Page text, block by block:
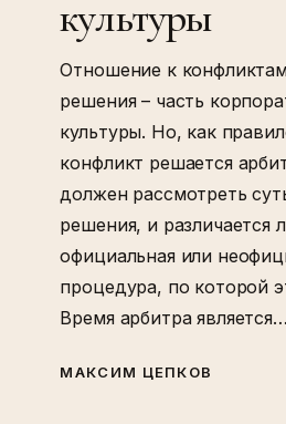
культуры
Отношение к
решения – часть
культуры. Но, как
конфликт решается
должен рассмотреть
решения, и различается
официальная или
процедура, по которой
Время арбитра является…
МАКСИМ ЦЕПКОВ